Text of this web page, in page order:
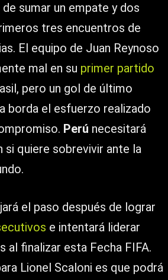
sumar un empate y dos
tres encuentros de
El equipo de Juan Reynoso
mal en su primer partido
pero un gol de último
borda el esfuerzo realizado
Perú necesitará
si quiere sobrevivir ante la
el paso después de lograr
e intentará liderar
al finalizar esta Fecha FIFA.
Lionel Scaloni es que podrá